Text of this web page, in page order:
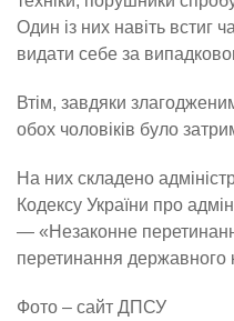
Один із них навіть встиг
видати себе за
Втім, завдяки
обох чоловіків було
На них складено
Кодексу України про
— «Незаконне
перетинання державного
Фото – сайт ДПСУ